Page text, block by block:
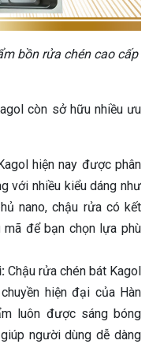
bồn rửa chén cao cấp
còn sở hữu nhiều ưu
hiện nay được phân
với nhiều kiểu dáng như
nano, chậu rửa có kết
mã để bạn chọn lựa phù
Chậu rửa chén bát Kagol
hiện đại của Hàn
luôn được sáng bóng
người dùng dễ dàng